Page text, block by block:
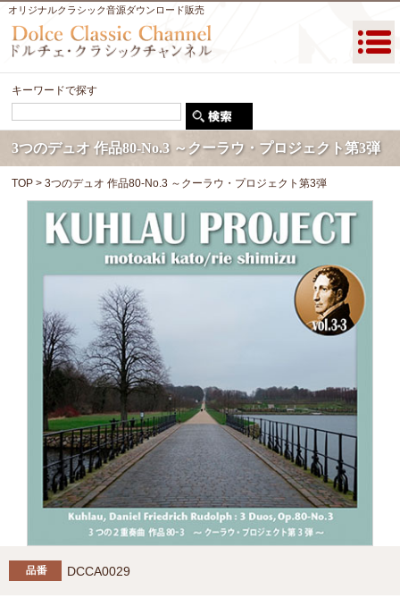
オリジナルクラシック音源ダウンロード販売
キーワードで探す
3つのデュオ 作品80-No.3 ～クーラウ・プロジェクト第3弾
TOP > 3つのデュオ 作品80-No.3 ～クーラウ・プロジェクト第3弾
DCCA0029